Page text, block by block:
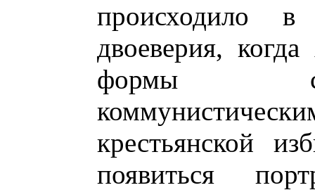
происходило в
двоеверия,
формы
крестьянской
появиться